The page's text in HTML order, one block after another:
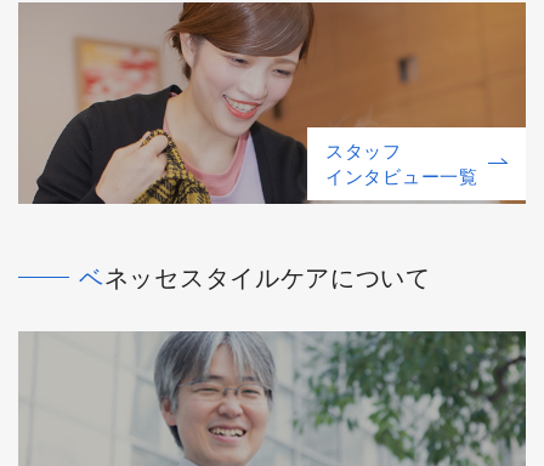
スタッフ
インタビュー一覧
ベネッセスタイルケアについて